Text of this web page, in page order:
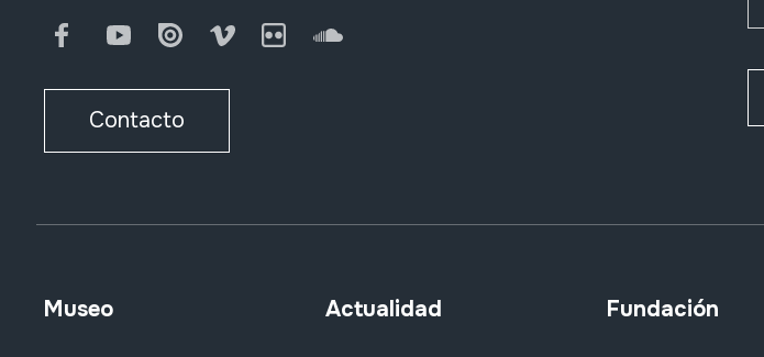
FacebookYoutubeIssuu Vimeo FlickrSoundCloud
Contacto
Museo Actualidad Fundación